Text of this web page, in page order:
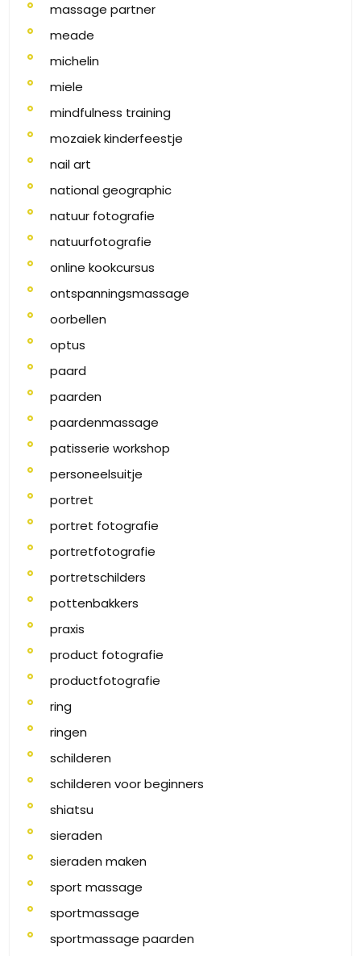
massage partner
meade
michelin
miele
mindfulness training
mozaiek kinderfeestje
nail art
national geographic
natuur fotografie
natuurfotografie
online kookcursus
ontspanningsmassage
oorbellen
optus
paard
paarden
paardenmassage
patisserie workshop
personeelsuitje
portret
portret fotografie
portretfotografie
portretschilders
pottenbakkers
praxis
product fotografie
productfotografie
ring
ringen
schilderen
schilderen voor beginners
shiatsu
sieraden
sieraden maken
sport massage
sportmassage
sportmassage paarden